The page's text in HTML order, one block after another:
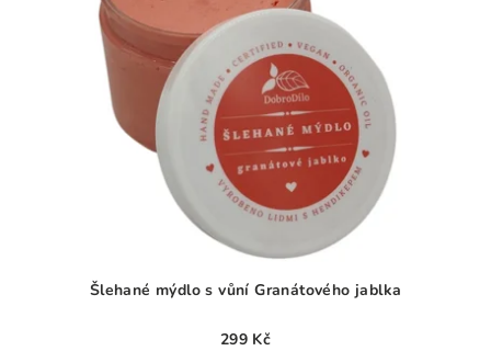
Šlehané mýdlo s vůní Granátového jablka
299 Kč